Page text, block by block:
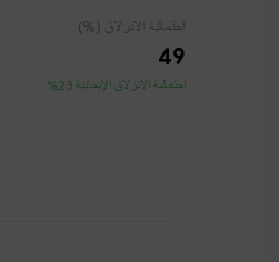
احتمالية الانزلاق (%)
49
احتمالية الانزلاق الإيجابية 23%